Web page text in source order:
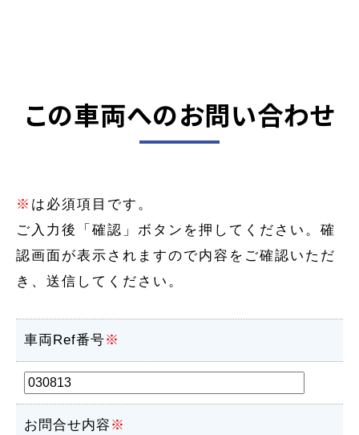
この車両へのお問い合わせ
※ は必須項目です。
ご入力後「確認」ボタンを押してください。確
認画面が表示されますので内容をご確認いただ
き、送信してください。
車両Ref番号※
お問合せ内容 ※